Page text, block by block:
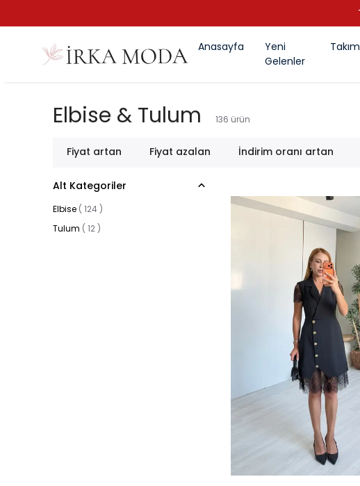
Anasayfa
Yeni
Gelenler
Takım
Elbise & Tulum 136 ürün
Fiyat artan Fiyat azalan İndirim oranı artan
Alt Kategoriler
Elbise ( 124 )
Tulum ( 12 )